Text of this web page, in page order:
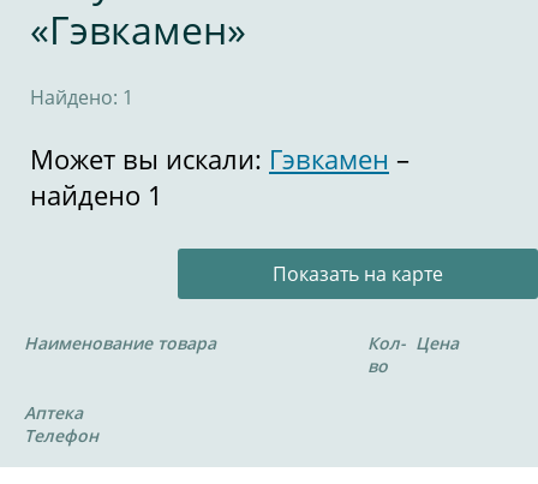
«Гэвкамен»
Найдено: 1
Может вы искали: Гэвкамен –
найдено 1
Показать на карте
Наименование товара
Кол-
во
Цена
Аптека
Телефон